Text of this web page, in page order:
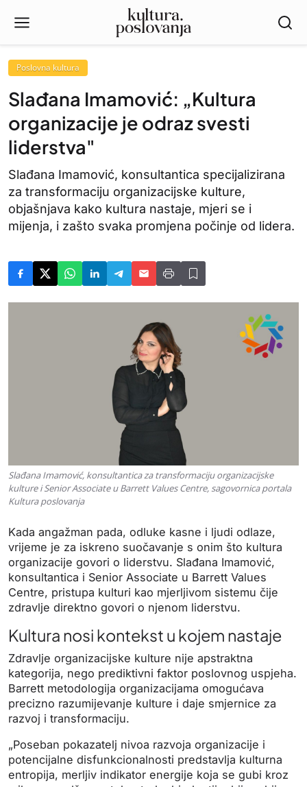
Poslovna kultura
Slađana Imamović: „Kultura
organizacije je odraz svesti
liderstva"
Slađana Imamović, konsultantica specijalizirana
za transformaciju organizacijske kulture,
objašnjava kako kultura nastaje, mjeri se i
mijenja, i zašto svaka promjena počinje od lidera.
Slađana Imamović, konsultantica za transformaciju organizacijske
kulture i Senior Associate u Barrett Values Centre, sagovornica portala
Kultura poslovanja
Kada angažman pada, odluke kasne i ljudi odlaze,
vrijeme je za iskreno suočavanje s onim što kultura
organizacije govori o liderstvu. Slađana Imamović,
konsultantica i Senior Associate u Barrett Values
Centre, pristupa kulturi kao mjerljivom sistemu čije
zdravlje direktno govori o njenom liderstvu.
Kultura nosi kontekst u kojem nastaje
Zdravlje organizacijske kulture nije apstraktna
kategorija, nego prediktivni faktor poslovnog uspjeha.
Barrett metodologija organizacijama omogućava
precizno razumijevanje kulture i daje smjernice za
razvoj i transformaciju.
„Poseban pokazatelj nivoa razvoja organizacije i
potencijalne disfunkcionalnosti predstavlja kulturna
entropija, merljiv indikator energije koja se gubi kroz